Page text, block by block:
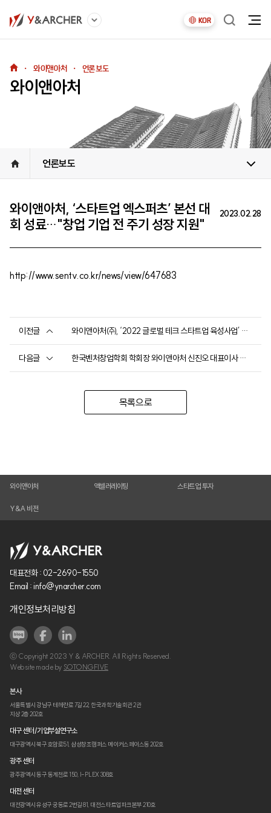
KOR
・ 와이앤아처 ・ 언론보도
와이앤아처
언론보도
와이앤아처, ‘스타트업 엑스퍼츠’ 본선 대
회 성료…"창업 기업 전 주기 성장 지원"
2023.02.28
http://www.sentv.co.kr/news/view/647683
이전글 와이앤아처㈜, ‘2022 글로벌 테크 스타트업 육성사업’ 성
다음글
한국벤처창업학회 학회장 와이앤아처 신진오 대표이사 취
목록으로
와이앤아처 액셀러레이팅 스타트업 투자
Y&A 비전
대표전화 : 02-2690-1550
Email : info@ynarcher.com
개인정보처리방침
ⓒ Copyright 2023 Y & ARCHER. All Rights Reserved.
Website made by SOTONGFIVE
본사
서울특별시 강남구 테헤란로 7길 22, 한국과학기술회관 2관
지상 2층 202호
대구 센터/기업부설연구소
대구광역시 북구 호암로51, 삼성창조캠퍼스 메이커스페이스동 202호
광주 센터
광주광역시 동구 동계천로 150, I-PLEX 308호
대전 센터
대전광역시 유성구 궁동로 2번길 81, 대전스타트업파크본부 210호